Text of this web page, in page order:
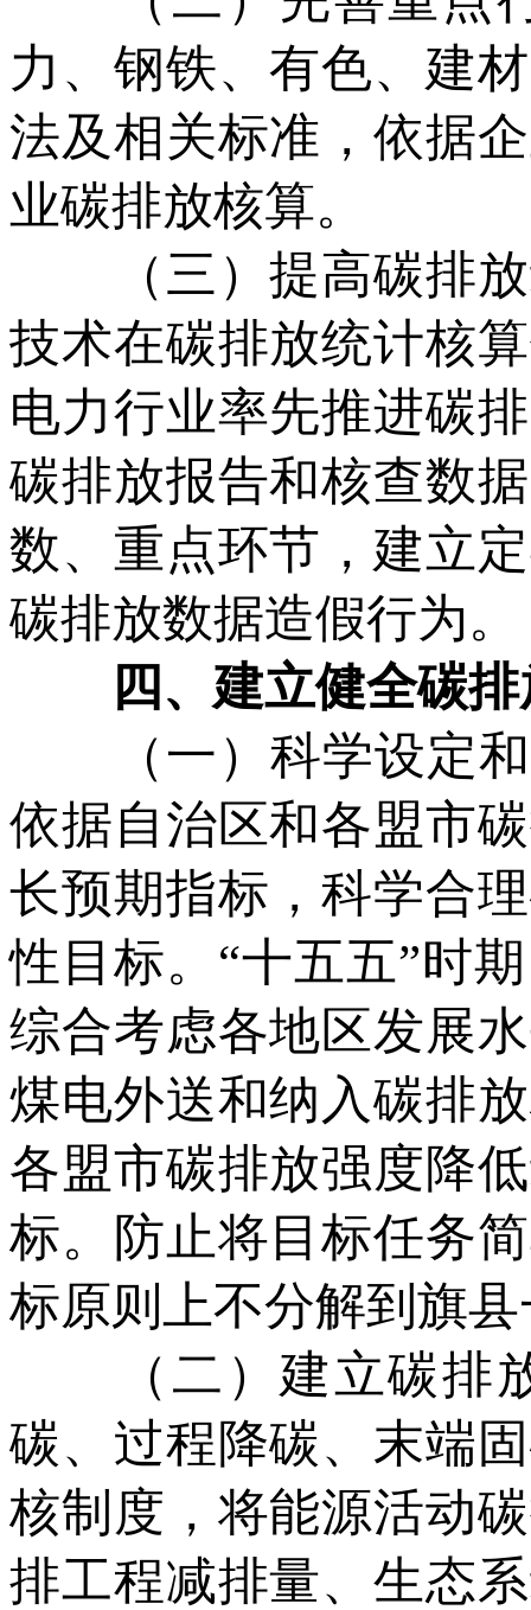
力、钢铁、有色、建
法及相关标准，依据
业碳排放核算。
（三）提高碳排放
技术在碳排放统计核
电力行业率先推进碳
碳排放报告和核查数
数、重点环节，建立
碳排放数据造假行为。
四、建立健全碳排
（一）科学设定和
依据自治区和各盟市
长预期指标，科学合
性目标。“十五五”时
综合考虑各地区发展
煤电外送和纳入碳排
各盟市碳排放强度降
标。防止将目标任务
标原则上不分解到旗
（二）建立碳排放
碳、过程降碳、末端
核制度，将能源活动
排工程减排量、生态